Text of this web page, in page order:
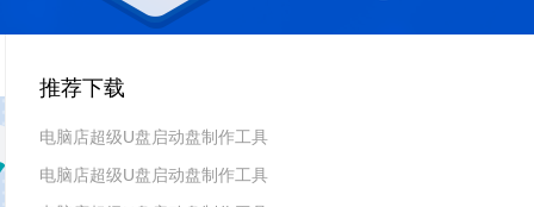
推荐下载
电脑店超级U盘启动盘制作工具
v7.5_2606
电脑店超级U盘启动盘制作工具